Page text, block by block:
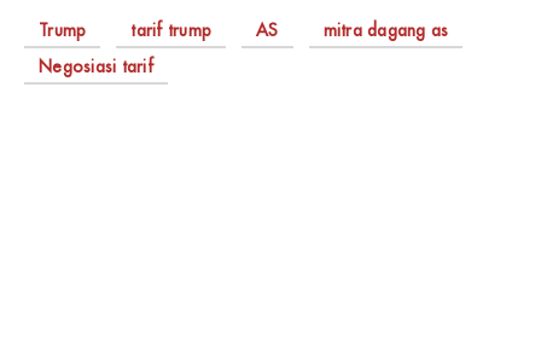
Trump tarif trump AS
mitra dagang as
Negosiasi tarif